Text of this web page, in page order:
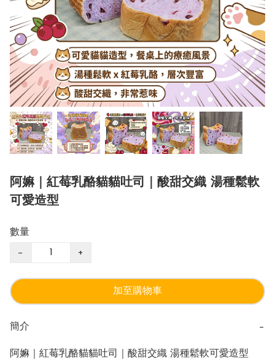
阿嫲｜紅莓乳酪貓貓吐司｜酸甜交織 湯種鬆軟
可愛造型
數量
− +
加至購物車
簡介 −
阿嫲｜紅莓乳酪貓貓吐司｜酸甜交織 湯種鬆軟可愛造型